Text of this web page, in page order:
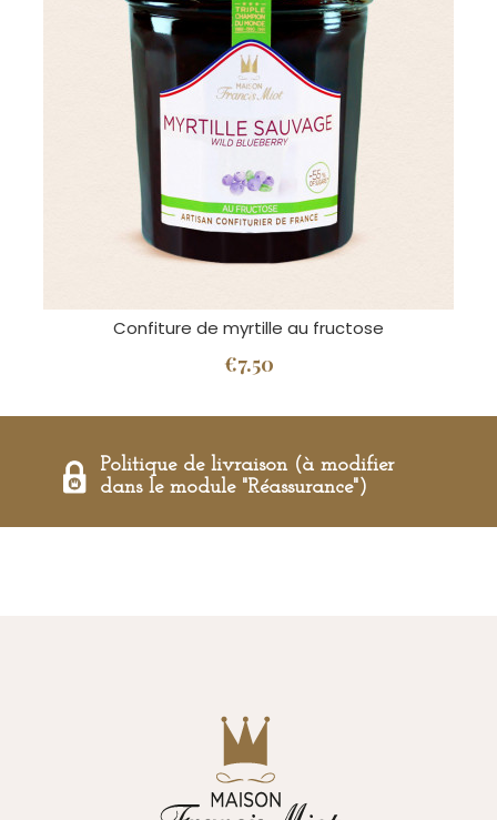
Confiture de myrtille au fructose
€7.50
Politique de livraison (à modifier
dans le module "Réassurance")